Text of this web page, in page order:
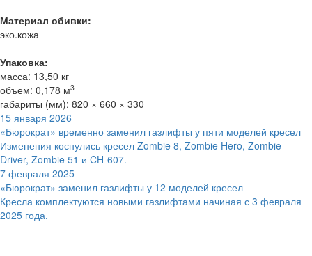
Материал обивки:
эко.кожа
Упаковка:
масса: 13,50 кг
объем: 0,178 м3
габариты (мм): 820 × 660 × 330
15 января 2026
«Бюрократ» временно заменил газлифты у пяти моделей кресел
Изменения коснулись кресел Zombie 8, Zombie Hero, Zombie
Driver, Zombie 51 и CH-607.
7 февраля 2025
«Бюрократ» заменил газлифты у 12 моделей кресел
Кресла комплектуются новыми газлифтами начиная с 3 февраля
2025 года.